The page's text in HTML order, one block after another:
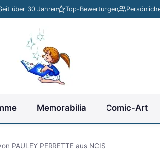
über 30 Jahren Top-Bewertungen
Memorabilia Comic-Art
PAULEY PERRETTE aus NCIS